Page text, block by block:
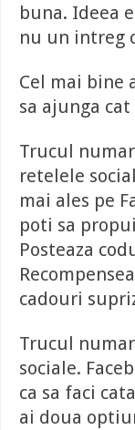
buna. Ideea
nu un intreg
Cel mai bine
sa ajunga
Trucul
retelele
mai ales pe
poti sa
Posteaza
cadouri
Trucul
sociale.
ca sa faci
ai doua